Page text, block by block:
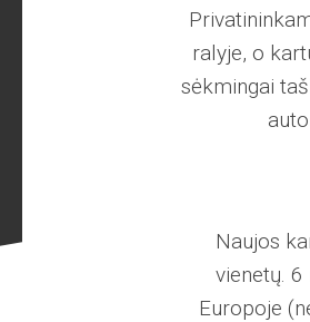
ralyje, o
sėkmingai
Naujos
vienetų.
Europoje